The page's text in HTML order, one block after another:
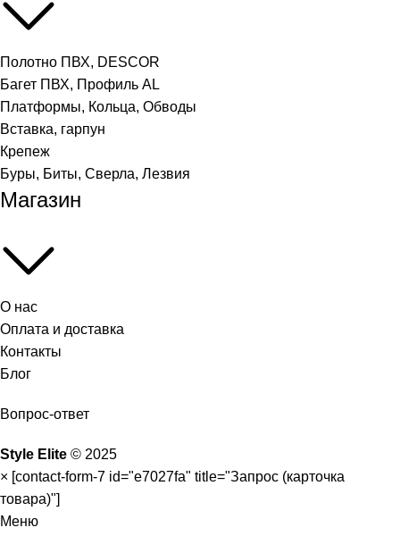
Полотно ПВХ, DESCOR
Багет ПВХ, Профиль AL
Платформы, Кольца, Обводы
Вставка, гарпун
Крепеж
Буры, Биты, Сверла, Лезвия
Магазин
О нас
Оплата и доставка
Контакты
Блог
Вопрос-ответ
Style Elite © 2025
× [contact-form-7 id="e7027fa" title="Запрос (карточка
товара)"]
Меню